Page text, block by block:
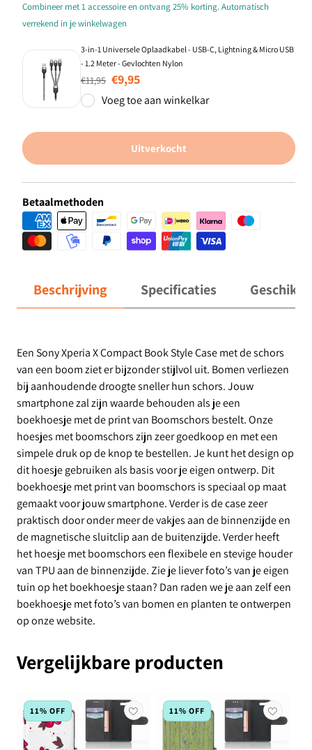
Combineer met 1 accessoire en ontvang 25% korting. Automatisch
verrekend in je winkelwagen
3-in-1 Universele Oplaadkabel - USB-C, Lightning & Micro USB
- 1.2 Meter - Gevlochten Nylon
Normale prijs
€11,95 Aanbiedingsprijs
€9,95
Voeg toe aan winkelkar
Uitverkocht
Betaalmethoden
Beschrijving Specificaties Geschikt
Een Sony Xperia X Compact Book Style Case met de schors
van een boom ziet er bijzonder stijlvol uit. Bomen verliezen
bij aanhoudende droogte sneller hun schors. Jouw
smartphone zal zijn waarde behouden als je een
boekhoesje met de print van Boomschors bestelt. Onze
hoesjes met boomschors zijn zeer goedkoop en met een
simpele druk op de knop te bestellen. Je kunt het design op
dit hoesje gebruiken als basis voor je eigen ontwerp. Dit
boekhoesje met print van boomschors is speciaal op maat
gemaakt voor jouw smartphone. Verder is de case zeer
praktisch door onder meer de vakjes aan de binnenzijde en
de magnetische sluitclip aan de buitenzijde. Verder heeft
het hoesje met boomschors een flexibele en stevige houder
van TPU aan de binnenzijde. Zie je liever foto’s van je eigen
tuin op het boekhoesje staan? Dan raden we je aan zelf een
boekhoesje met foto’s van bomen en planten te ontwerpen
op onze website.
Vergelijkbare producten
11% OFF 11% OFF